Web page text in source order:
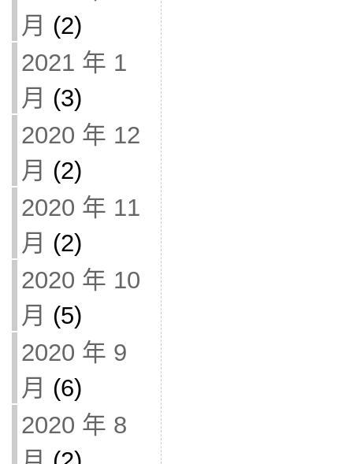
月 (2)
2021 年 1
月 (3)
2020 年 12
月 (2)
2020 年 11
月 (2)
2020 年 10
月 (5)
2020 年 9
月 (6)
2020 年 8